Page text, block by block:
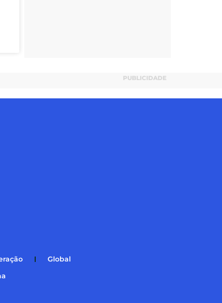
PUBLICIDADE
Global